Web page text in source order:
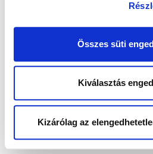
Összes süti
Kiválasztás
Kizárólag az